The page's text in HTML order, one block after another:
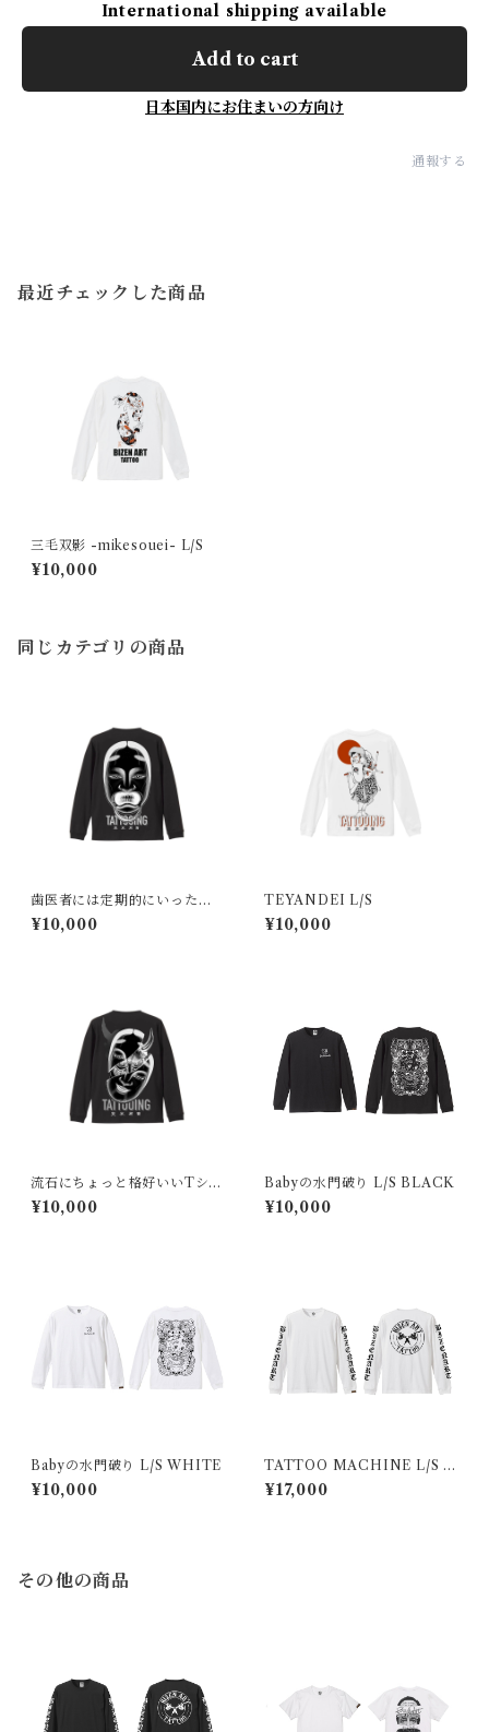
International shipping available
Add to cart
日本国内にお住まいの方向け
通報する
最近チェックした商品
三毛双影 -mikesouei- L/S
¥10,000
同じカテゴリの商品
歯医者には定期的にいった方
がいい L/S
¥10,000
TEYANDEI L/S
¥10,000
流石にちょっと格好いいTシャ
ツ L/S
¥10,000
Babyの水門破り L/S BLACK
¥10,000
Babyの水門破り L/S WHITE
¥10,000
TATTOO MACHINE L/S W
HITE
¥17,000
その他の商品